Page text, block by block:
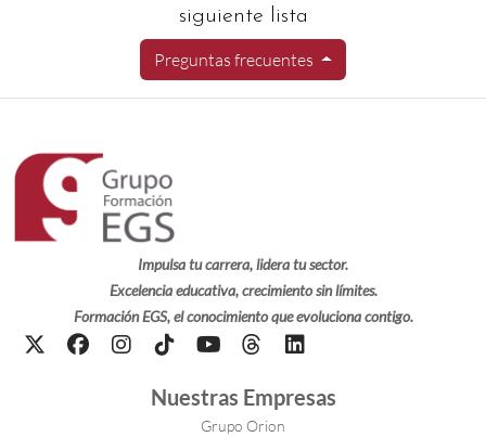
siguiente lista
Preguntas frecuentes
Impulsa tu carrera, lidera tu sector.
Excelencia educativa, crecimiento sin límites.
Formación EGS, el conocimiento que evoluciona contigo.
Nuestras Empresas
Grupo Orion